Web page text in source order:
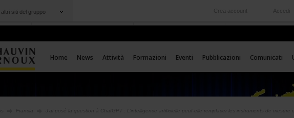
siti del gruppo Accedi
Crea account
Un'offerta al vostro servizio
Le nostre filiali all'estero
Home News Attività Formazioni Eventi Pubblicazioni Comunicati
Francia J’ai posé la question à ChatGPT : L’intelligence artificielle peut-elle remplacer les instruments de mesure